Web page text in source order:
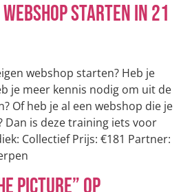
starten in 21
webshop starten? Heb je
je meer kennis nodig om uit de
Of heb je al een webshop die je
Dan is deze training iets voor
Collectief Prijs: €181 Partner: